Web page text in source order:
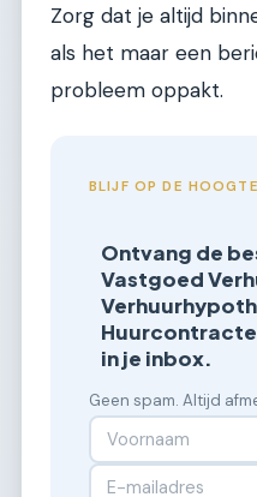
Zorg dat je altijd
als het maar een
probleem oppakt.
BLIJF OP DE HOOGTE
Ontvang de
Vastgoed
in je inbox.
Geen spam. Altijd